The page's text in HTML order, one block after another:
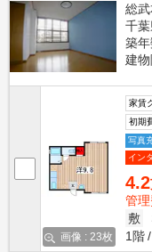
総
千
築年
建
画像 : 23枚
家賃
初期
写真
イン
4.2
管
敷
1階